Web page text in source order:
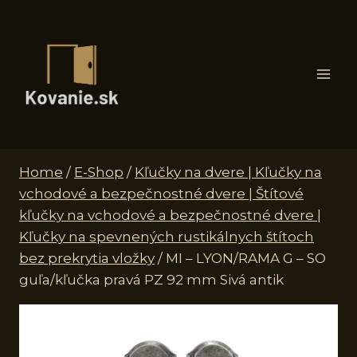
Home / E-Shop / Kľučky na dvere | Kľučky na
vchodové a bezpečnostné dvere | Štítové
kľučky na vchodové a bezpečnostné dvere |
Kľučky na spevnených rustikálnych štítoch
bez prekrytia vložky / MI – LYON/RAMA G – SO
guľa/kľučka pravá PZ 92 mm Sivá antik